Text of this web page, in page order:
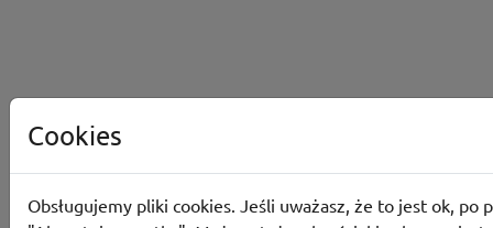
Cookies
Obsługujemy pliki cookies. Jeśli uważasz, że to jest ok, po